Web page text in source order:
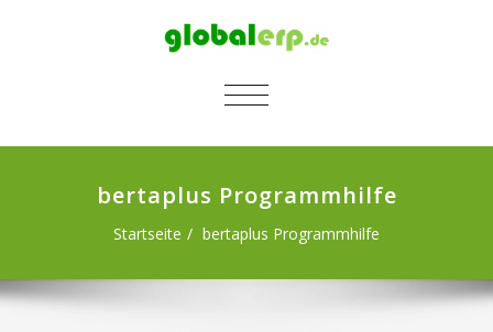
SCHALTE NAVIGATION
bertaplus Programmhilfe
Startseite bertaplus Programmhilfe